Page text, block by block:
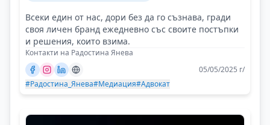
Всеки един от нас, дори без да го съзнава, гради
своя личен бранд ежедневно със своите постъпки
и решения, които взима.
Контакти на Радостина Янева
05/05/2025 г/
#Радостина_Янева#Медиация#Адвокат